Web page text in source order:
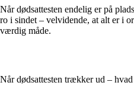
Når dødsattesten endelig er på
ro i sindet – velvidende, at alt er i
værdig måde.
Når dødsattesten trækker ud –